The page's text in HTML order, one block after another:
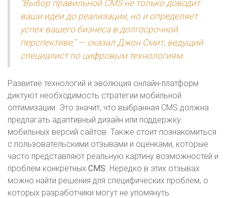
"Выбор правильной CMS не только доводит
ваши идеи до реализации, но и определяет
успех вашего бизнеса в долгосрочной
перспективе," — сказал Джон Смит, ведущий
специалист по цифровым технологиям.
Развитие технологий и эволюция онлайн-платформ
диктуют необходимость стратегии мобильной
оптимизации. Это значит, что выбранная CMS должна
предлагать адаптивный дизайн или поддержку
мобильных версий сайтов. Также стоит познакомиться
с пользовательскими отзывами и оценками, которые
часто представляют реальную картину возможностей и
проблем конкретных CMS. Нередко в этих отзывах
можно найти решения для специфических проблем, о
которых разработчики могут не упомянуть.